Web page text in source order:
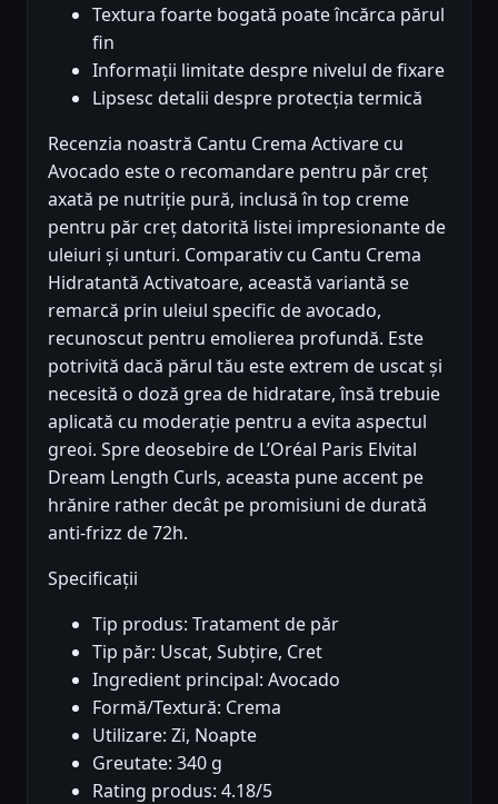
Textura foarte bogată poate încărca părul
fin
Informații limitate despre nivelul de fixare
Lipsesc detalii despre protecția termică
Recenzia noastră Cantu Crema Activare cu
Avocado este o recomandare pentru păr creț
axată pe nutriție pură, inclusă în top creme
pentru păr creț datorită listei impresionante de
uleiuri și unturi. Comparativ cu Cantu Crema
Hidratantă Activatoare, această variantă se
remarcă prin uleiul specific de avocado,
recunoscut pentru emolierea profundă. Este
potrivită dacă părul tău este extrem de uscat și
necesită o doză grea de hidratare, însă trebuie
aplicată cu moderație pentru a evita aspectul
greoi. Spre deosebire de L’Oréal Paris Elvital
Dream Length Curls, aceasta pune accent pe
hrănire rather decât pe promisiuni de durată
anti-frizz de 72h.
Specificații
Tip produs: Tratament de păr
Tip păr: Uscat, Subțire, Cret
Ingredient principal: Avocado
Formă/Textură: Crema
Utilizare: Zi, Noapte
Greutate: 340 g
Rating produs: 4.18/5